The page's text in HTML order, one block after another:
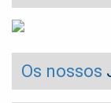
Os nossos